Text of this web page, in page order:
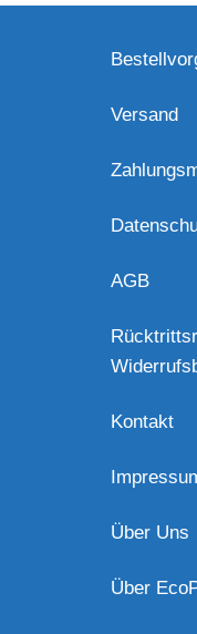
Versand
AGB
Kontakt
Über Uns
Über